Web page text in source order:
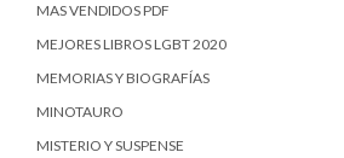
MAS VENDIDOS PDF
MEJORES LIBROS LGBT 2020
MEMORIAS Y BIOGRAFÍAS
MINOTAURO
MISTERIO Y SUSPENSE